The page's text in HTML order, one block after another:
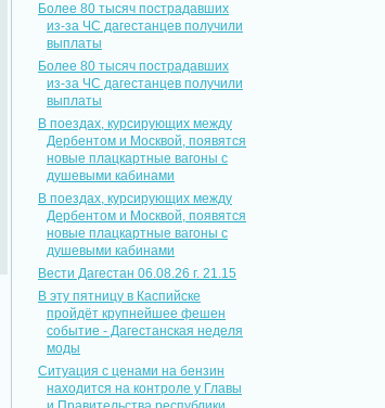
Более 80 тысяч пострадавших
из-за ЧС дагестанцев получили
выплаты
Более 80 тысяч пострадавших
из-за ЧС дагестанцев получили
выплаты
В поездах, курсирующих между
Дербентом и Москвой, появятся
новые плацкартные вагоны с
душевыми кабинами
В поездах, курсирующих между
Дербентом и Москвой, появятся
новые плацкартные вагоны с
душевыми кабинами
Вести Дагестан 06.08.26 г. 21.15
В эту пятницу в Каспийске
пройдёт крупнейшее фешен
событие - Дагестанская неделя
моды
Ситуация с ценами на бензин
находится на контроле у Главы